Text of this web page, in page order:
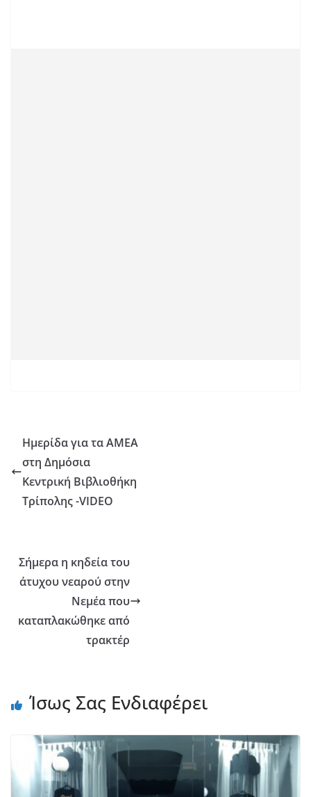
Ημερίδα για τα ΑΜΕΑ
στη Δημόσια
Κεντρική Βιβλιοθήκη
Τρίπολης -VIDEO
Σήμερα η κηδεία του
άτυχου νεαρού στην
Νεμέα που
καταπλακώθηκε από
τρακτέρ
Ίσως Σας Ενδιαφέρει